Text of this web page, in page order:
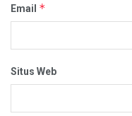
Email *
Situs Web